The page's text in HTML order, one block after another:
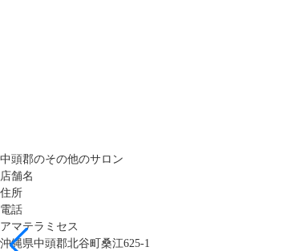
中頭郡のその他のサロン
店舗名
住所
電話
アマテラミセス
沖縄県中頭郡北谷町桑江625-1